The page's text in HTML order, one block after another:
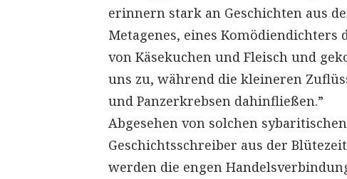
erinnern stark an Geschichten aus
Metagenes, eines Komödiendichters
von Käsekuchen und Fleisch und
uns zu, während die kleineren
und Panzerkrebsen dahinfließen.”
Abgesehen von solchen
Geschichtsschreiber aus der
werden die engen